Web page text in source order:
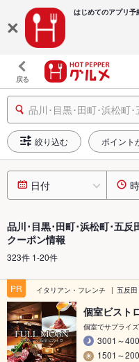
はじめてのアプリ予
戻る
品川･目黒･田町･浜松町
絞り込む ポイント
日付
品川･目黒･田町･浜松町･五反
クーポン情報
323件 1-20件
PR イタリアン・フレンチ 五反田
個室ビスト
個室でサプライ
3001～
1501～